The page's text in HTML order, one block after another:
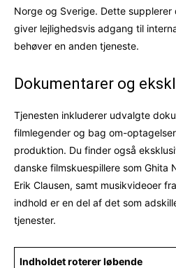
Norge og Sverige. Dette
giver lejlighedsvis adgang til
behøver en anden tjeneste.
Dokumentarer og
Tjenesten inkluderer udvalgte
filmlegender og bag om-
produktion. Du finder også
danske filmskuespillere som Ghita
Erik Clausen, samt musikvideoer
indhold er en del af det som
tjenester.
Indholdet roterer løbende